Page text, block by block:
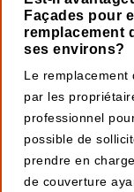
Façades pour
remplacement
ses environs?
Le
par les
professionnel
possible de
prendre en
de couverture